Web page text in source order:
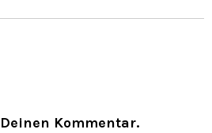
Kommentar.